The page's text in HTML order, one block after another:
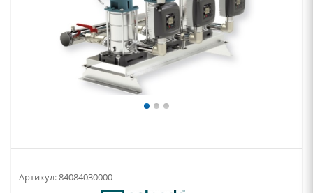
Артикул:84084030000